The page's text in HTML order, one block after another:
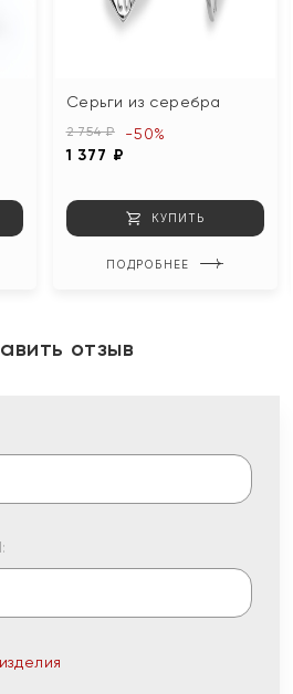
Серьги из серебра
2 754 ₽
1 377 ₽
-50%
КУПИТЬ
ПОДРОБНЕЕ
отзыв